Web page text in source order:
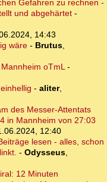
Gefahren zu rechnen -
und abgehärtet -
14:43
wäre- Brutus,
oTmL-
- aliter,
des Messer-Attentats
in Mannheim von 27:03
12:40
lesen - alles, schon
- Odysseus,
12 Minuten